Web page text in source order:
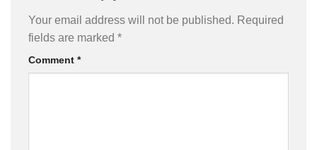
Your email address will not be published. Required
fields are marked *
Comment *